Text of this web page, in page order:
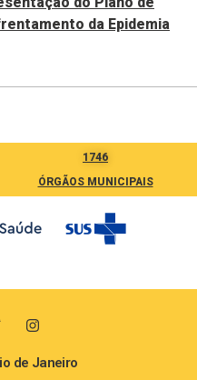
da Epidemia
1746
ÓRGÃOS MUNICIPAIS
de Janeiro